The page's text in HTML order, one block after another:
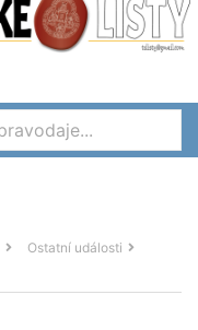
Ostatní události